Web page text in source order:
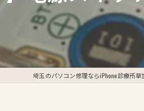
埼玉のパソコン修理ならiPhone診療所草